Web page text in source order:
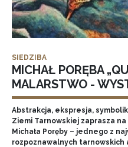
SIEDZIBA
MICHAŁ PORĘBA
MALARSTWO -
Abstrakcja, ekspresja,
Ziemi Tarnowskiej zaprasza
Michała Poręby – jednego z
rozpoznawalnych tarnowskich